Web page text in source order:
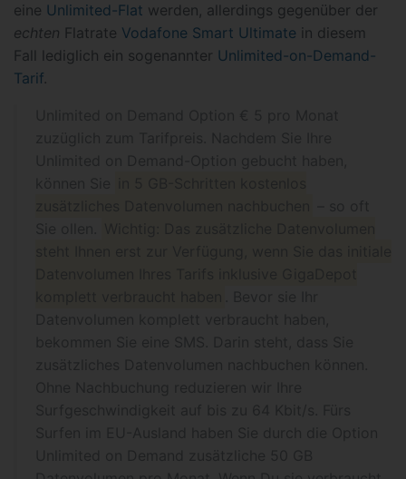
eine Unlimited-Flat werden, allerdings gegenüber der
echten Flatrate Vodafone Smart Ultimate in diesem
Fall lediglich ein sogenannter Unlimited-on-Demand-
Tarif.